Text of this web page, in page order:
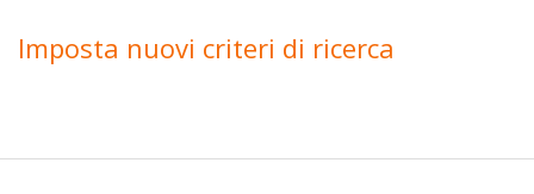
Imposta nuovi criteri di ricerca